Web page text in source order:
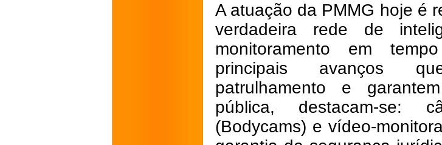
A atuação da PMMG hoje é
verdadeira rede de
monitoramento em
principais avanços
patrulhamento e
pública, destacam-se:
(Bodycams) e vídeo-